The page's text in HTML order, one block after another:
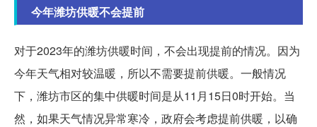
今年潍坊供暖不会提前
对于2023年的潍坊供暖时间，不会出现提前的情况。因为
今年天气相对较温暖，所以不需要提前供暖。一般情况
下，潍坊市区的集中供暖时间是从11月15日0时开始。当
然，如果天气情况异常寒冷，政府会考虑提前供暖，以确